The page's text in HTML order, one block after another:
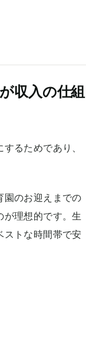
収入の仕組
るためであり、
園のお迎えまでの
が理想的です。生
ストな時間帯で安